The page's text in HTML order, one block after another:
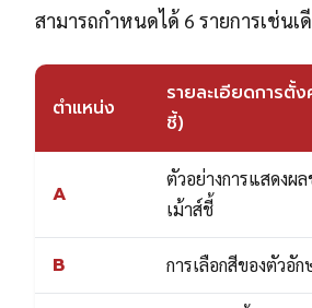
สามารถกำหนดได้ 6 รายการเช่นเ
ตำแหน่ง
รายละเอียดการตั้
ชี้)
A
ตัวอย่างการแสดงผ
เม้าส์ชี้
B การเลือกสีของตัวอั